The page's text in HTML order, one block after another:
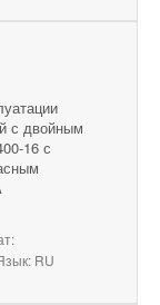
с двойным
16 с
RU